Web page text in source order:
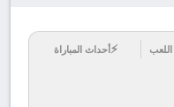
⚡أحداث المباراة